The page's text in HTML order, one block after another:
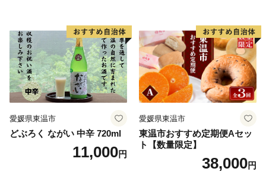
愛媛県東温市
どぶろく ながい 中辛 720ml
11,000円
愛媛県東温市
東温市おすすめ定期便Aセッ
ト【数量限定】
38,000円